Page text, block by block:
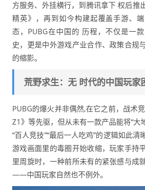
方服务、外挂横行，到腾讯拿下 权后推
精英》，再到如今构建起覆盖手游、
态，PUBG在中国的 历程，不仅是一
史，更是中外游戏产业合作、政策合规
的缩影。
荒野求生：无 时代的中国玩家
PUBG的爆火并非偶然,在它之前，战术
Z1》等先驱，但从未有一款产品能将“大
“百人竞技”“最后一人吃鸡”的逻辑如此清
游戏画面里的毒圈开始收缩，玩家手持
里周旋时，一种前所未有的紧张感与成
——中国玩家自然也不例外。